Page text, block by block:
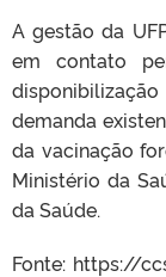
A gestão da
em contato
demanda
da vacinação
Ministério da
da Saúde.
Fonte: https://